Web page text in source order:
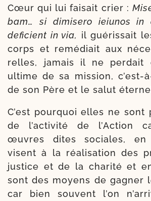
Cœur qui lui fai­sait crier :
bam… si dimi­se­ro ieiu­nos in
defi­cient in via, il gué­ris­sait
corps et remé­diait aux
relles, jamais il ne per­dait
ultime de sa mis­sion, c’est-
de son Père et le salut
C’est pour­quoi elles ne sont
de l’activité de l’Action
œuvres dites sociales, en
visent à la réa­li­sa­tion des
jus­tice et de la cha­ri­té et
sont des moyens de gagner
car bien sou­vent l’on